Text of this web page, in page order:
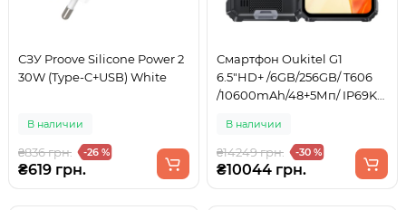
СЗУ Proove Silicone Power 2
30W (Type-C+USB) White
В наличии
₴836 грн. -26 %
₴619 грн.
Смартфон Oukitel G1
6.5"HD+ /6GB/256GB/ T606
/10600mAh/48+5Мп/ IP69K
В наличии
₴14249 грн. -30 %
₴10044 грн.